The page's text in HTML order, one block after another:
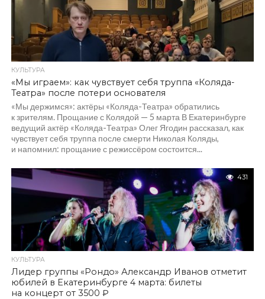
КУЛЬТУРА
«Мы играем»: как чувствует себя труппа «Коляда-
Театра» после потери основателя
«Мы держимся»: актёры «Коляда-Театра» обратились
к зрителям. Прощание с Колядой — 5 марта В Екатеринбурге
ведущий актёр «Коляда-Театра» Олег Ягодин рассказал, как
чувствует себя труппа после смерти Николая Коляды,
и напомнил: прощание с режиссёром состоится...
431
КУЛЬТУРА
Лидер группы «Рондо» Александр Иванов отметит
юбилей в Екатеринбурге 4 марта: билеты
на концерт от 3500 ₽